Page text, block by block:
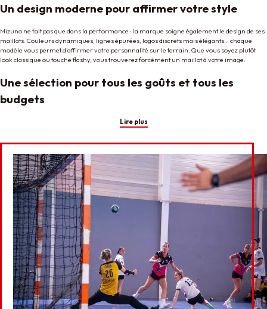
Un design moderne pour affirmer votre style
Mizuno ne fait pas que dans la performance : la marque soigne également le design de ses
maillots. Couleurs dynamiques, lignes épurées, logos discrets mais élégants… chaque
modèle vous permet d’affirmer votre personnalité sur le terrain. Que vous soyez plutôt
look classique ou touche flashy, vous trouverez forcément un maillot à votre image.
Une sélection pour tous les goûts et tous les
budgets
Lire plus
Commandez en ligne, recevez chez vous